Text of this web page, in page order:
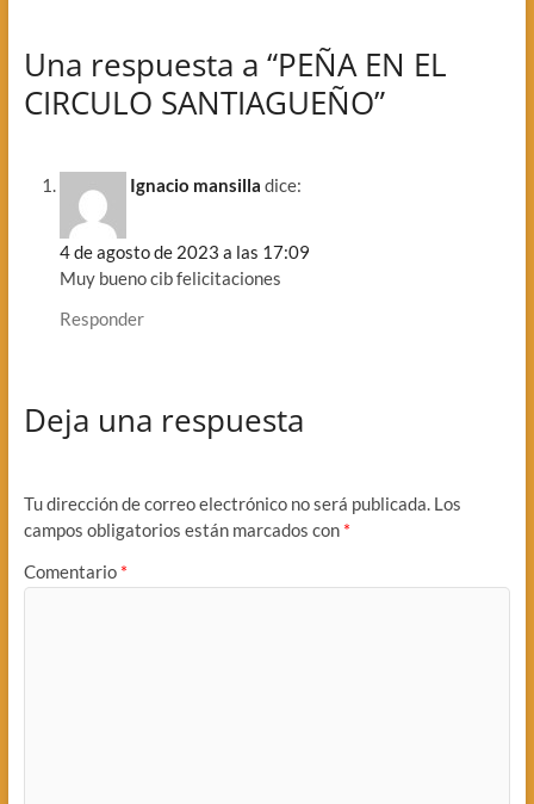
Una respuesta a “PEÑA EN EL
CIRCULO SANTIAGUEÑO”
Ignacio mansilla dice:
4 de agosto de 2023 a las 17:09
Muy bueno cib felicitaciones
Responder
Deja una respuesta
Tu dirección de correo electrónico no será publicada. Los
campos obligatorios están marcados con *
Comentario *